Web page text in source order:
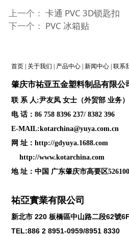
上一个： 卡通 PVC 3D锁匙扣
下一个： PVC 冰箱贴
首页| 关于我们 | 产品中心| 新闻中心| 联系
肇庆市祐亚五金塑料制品有限公
联 系 人:尹友凤 女士（外贸部 业务）
电 话：86 758 8396 237/ 8382 396
E-MAIL:kotarchina@yuya.com.cn
网 址： http://gdyuya.1688.com
http://www.kotarchina.com
地 址：中国 广东肇庆市高要区
祐亞實業有限公司
新北市220 板橋區中山路二段62號
TEL:886 2 8951-0959/8951 8330